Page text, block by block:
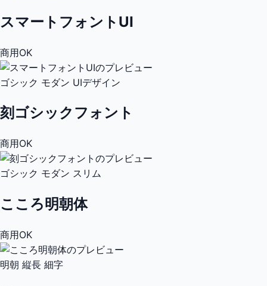
スマートフォントUI
商用OK
ゴシック モダン UIデザイン
刻ゴシックフォント
商用OK
ゴシック モダン スリム
こころ明朝体
商用OK
明朝 縦長 細字